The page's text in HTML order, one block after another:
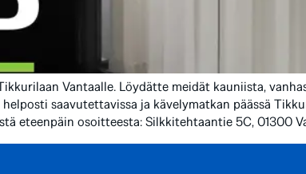
Vantaalle. Löydätte meidät kauniista,
saavutettavissa ja kävelymatkan päässä
eteenpäin osoitteesta: Silkkitehtaantie 5C, 01300